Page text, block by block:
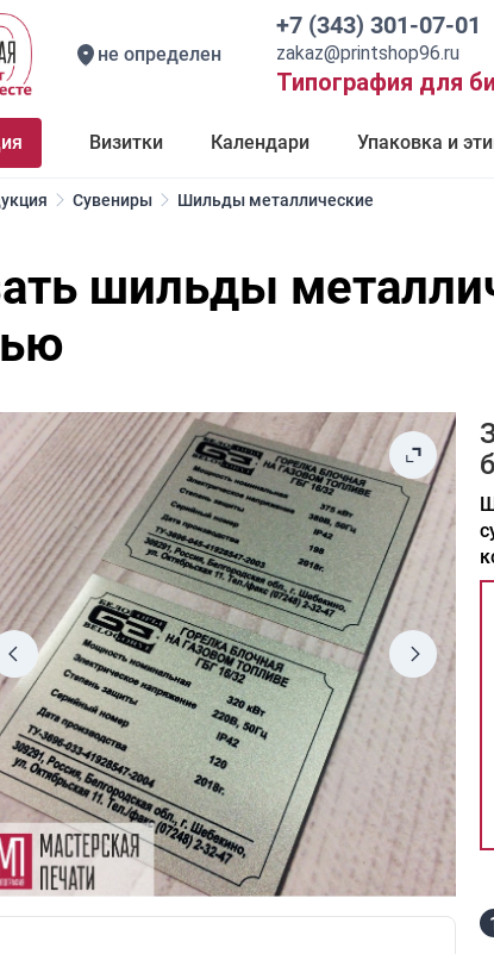
не определен
+7 (343) 301-07-01
zakaz@printshop96.ru
Типография для
Визитки Календари Упаковка и
Сувениры Шильды металлические
шильды